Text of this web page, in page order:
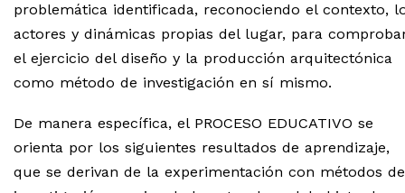
problemática identificada, reconociendo el contexto,
actores y dinámicas propias del lugar, para
el ejercicio del diseño y la producción arquitectónica
como método de investigación en sí mismo.
De manera específica, el PROCESO EDUCATIVO se
orienta por los siguientes resultados de aprendizaje,
que se derivan de la experimentación con métodos de